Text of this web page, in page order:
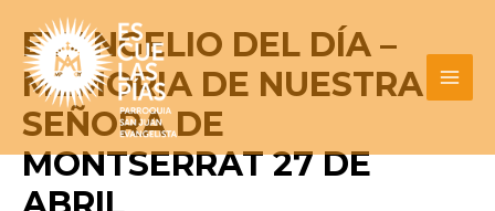
content
EVANGELIO DEL DÍA –
MEMORIA DE NUESTRA
SEÑORA DE
MONTSERRAT 27 DE
navigation